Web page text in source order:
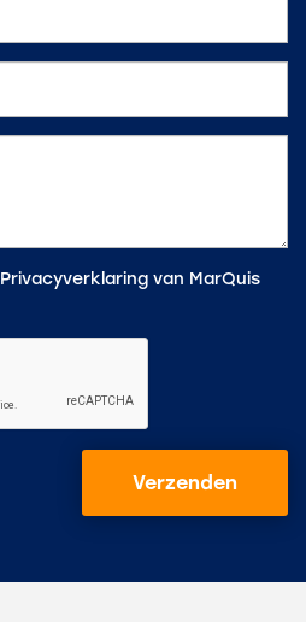
Privacyverklaring van MarQuis
Verzenden